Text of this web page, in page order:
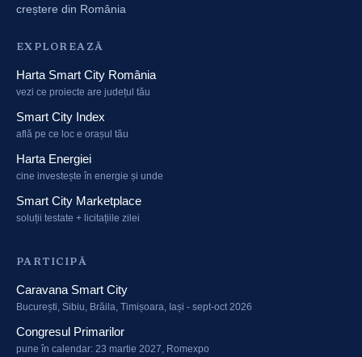
creștere din România
EXPLOREAZĂ
Harta Smart City România
vezi ce proiecte are județul tău
Smart City Index
află pe ce loc e orașul tău
Harta Energiei
cine investește în energie și unde
Smart City Marketplace
soluții testate + licitațiile zilei
PARTICIPĂ
Caravana Smart City
București, Sibiu, Brăila, Timișoara, Iași - sept-oct 2026
Congresul Primarilor
pune în calendar: 23 martie 2027, Romexpo